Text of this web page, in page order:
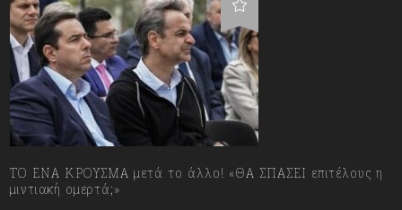
ΤΟ ΕΝΑ ΚΡΟΥΣΜΑ μετά το άλλο! «ΘΑ ΣΠΑΣΕΙ επιτέλους η
μιντιακή ομερτά;»